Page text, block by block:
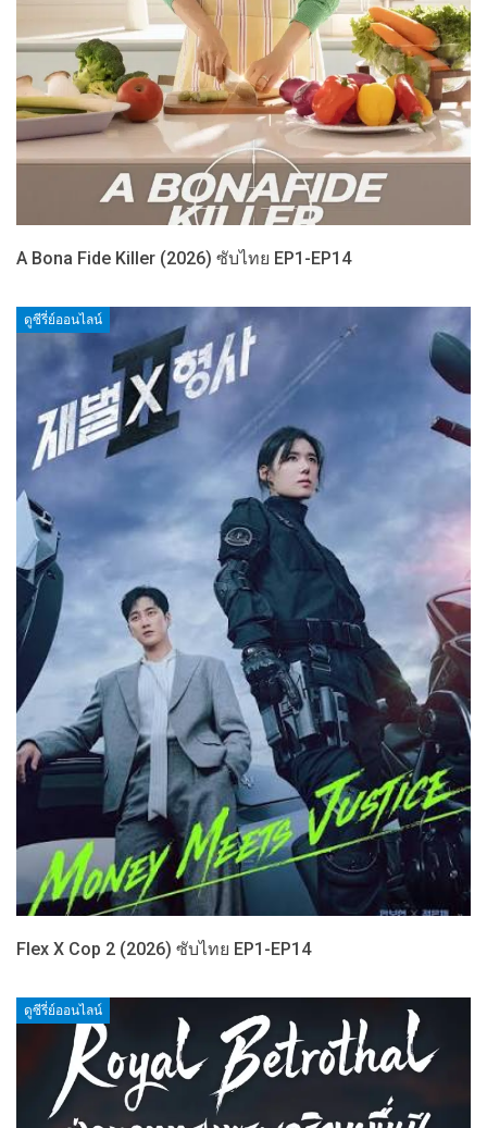
A Bona Fide Killer (2026) ซับไทย EP1-EP14
ดูซีรี่ย์ออนไลน์
Flex X Cop 2 (2026) ซับไทย EP1-EP14
ดูซีรี่ย์ออนไลน์